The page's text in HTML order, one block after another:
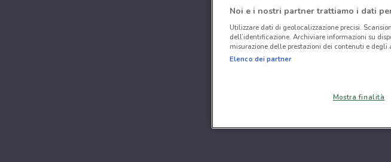
Noi e i nostri partner trattiamo i dati
Utilizzare dati di geolocalizzazione precisi.
dell’identificazione. Archiviare informazioni su
misurazione delle prestazioni dei contenuti e
Elenco dei partner
Mostra finalità